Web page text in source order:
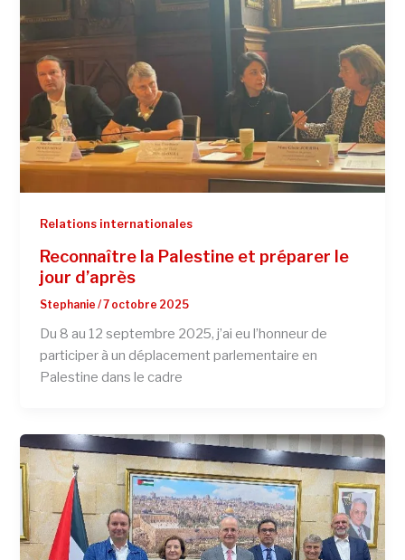
Relations internationales
Reconnaître la Palestine et préparer le
jour d’après
Stephanie/7 octobre 2025
Du 8 au 12 septembre 2025, j’ai eu l’honneur de
participer à un déplacement parlementaire en
Palestine dans le cadre